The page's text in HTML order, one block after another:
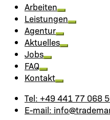
Arbeiten
Leistungen
Agentur
Aktuelles
Jobs
FAQ
Kontakt
Tel: +49 441 77 068
E-mail: